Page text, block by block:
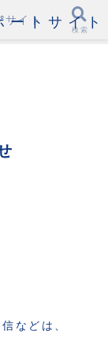
ートサイト
せ
などは、
サイト
検索